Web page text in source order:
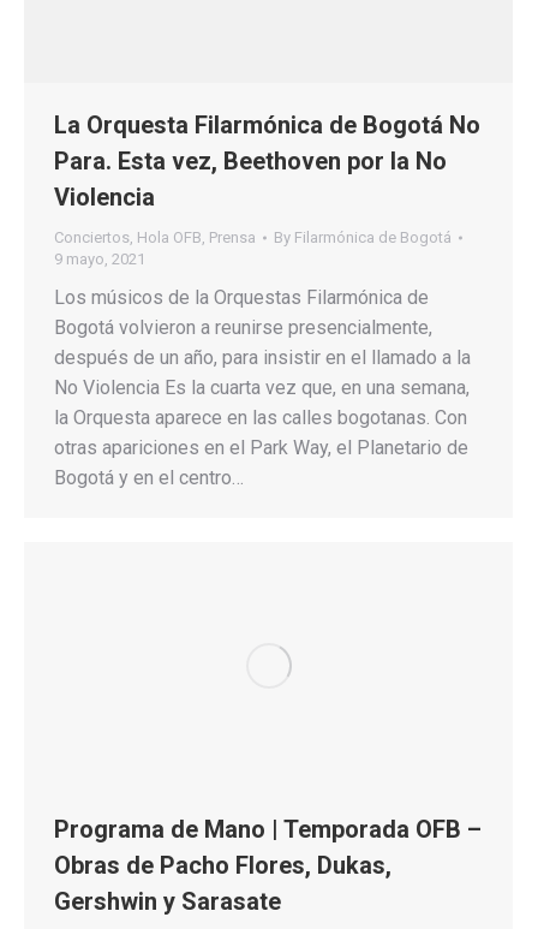
La Orquesta Filarmónica de Bogotá No
Para. Esta vez, Beethoven por la No
Violencia
Conciertos, Hola OFB, Prensa By Filarmónica de Bogotá
9 mayo, 2021
Los músicos de la Orquestas Filarmónica de
Bogotá volvieron a reunirse presencialmente,
después de un año, para insistir en el llamado a la
No Violencia Es la cuarta vez que, en una semana,
la Orquesta aparece en las calles bogotanas. Con
otras apariciones en el Park Way, el Planetario de
Bogotá y en el centro…
Programa de Mano | Temporada OFB –
Obras de Pacho Flores, Dukas,
Gershwin y Sarasate